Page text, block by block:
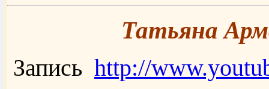
Татьяна
Запись http://